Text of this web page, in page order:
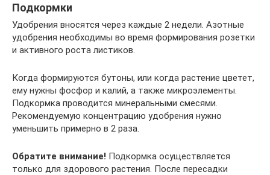
Подкормки
Удобрения вносятся через каждые 2 недели. Азотные
удобрения необходимы во время формирования розетки
и активного роста листиков.
Когда формируются бутоны, или когда растение цветет,
ему нужны фосфор и калий, а также микроэлементы.
Подкормка проводится минеральными смесями.
Рекомендуемую концентрацию удобрения нужно
уменьшить примерно в 2 раза.
Обратите внимание! Подкормка осуществляется
только для здорового растения. После пересадки